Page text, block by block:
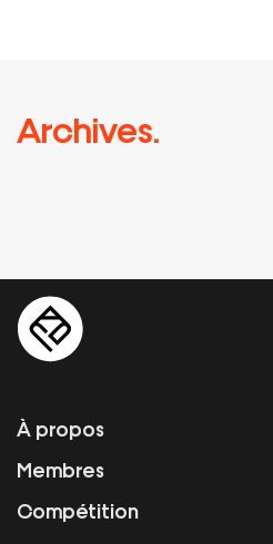
Archives.
À propos
Membres
Compétition